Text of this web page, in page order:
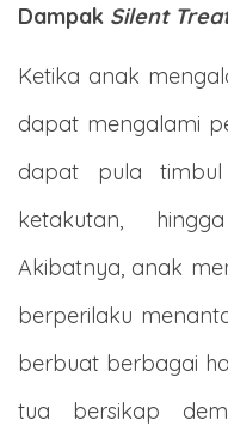
Dampak Silent
Ketika anak
dapat mengalami
dapat pula timbul
ketakutan,
Akibatnya, anak
berperilaku
berbuat berbagai
tua bersikap